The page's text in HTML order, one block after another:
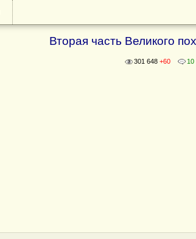
Вторая часть Великого
301 648 +60 10